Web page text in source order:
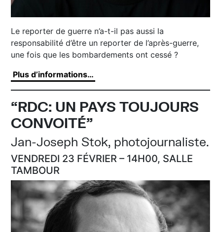
Le reporter de guerre n’a-t-il pas aussi la
responsabilité d’être un reporter de l’après-guerre,
une fois que les bombardements ont cessé ?
Plus d’informations…
“RDC: UN PAYS TOUJOURS
CONVOITÉ”
Jan-Joseph Stok, photojournaliste.
VENDREDI 23 FÉVRIER – 14H00, SALLE
TAMBOUR